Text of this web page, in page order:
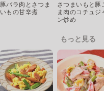
豚バラ肉とさつま
いもの甘辛煮
さつまいもと豚
ま肉のコチュジ
ン炒め
もっと見る